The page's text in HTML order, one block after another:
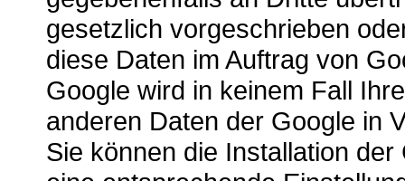
gesetzlich vorgeschrieben
diese Daten im Auftrag von
Google wird in keinem Fall
anderen Daten der Google in
Sie können die Installation